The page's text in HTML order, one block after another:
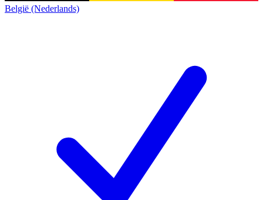
België (Nederlands)